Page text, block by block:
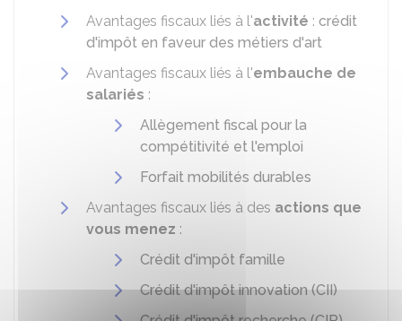
Avantages fiscaux liés à l'activité : crédit
d'impôt en faveur des métiers d'art
Avantages fiscaux liés à l'embauche de
salariés :
Allègement fiscal pour la
compétitivité et l'emploi
Forfait mobilités durables
Avantages fiscaux liés à des actions que
vous menez :
Crédit d'impôt famille
Crédit d'impôt innovation (CII)